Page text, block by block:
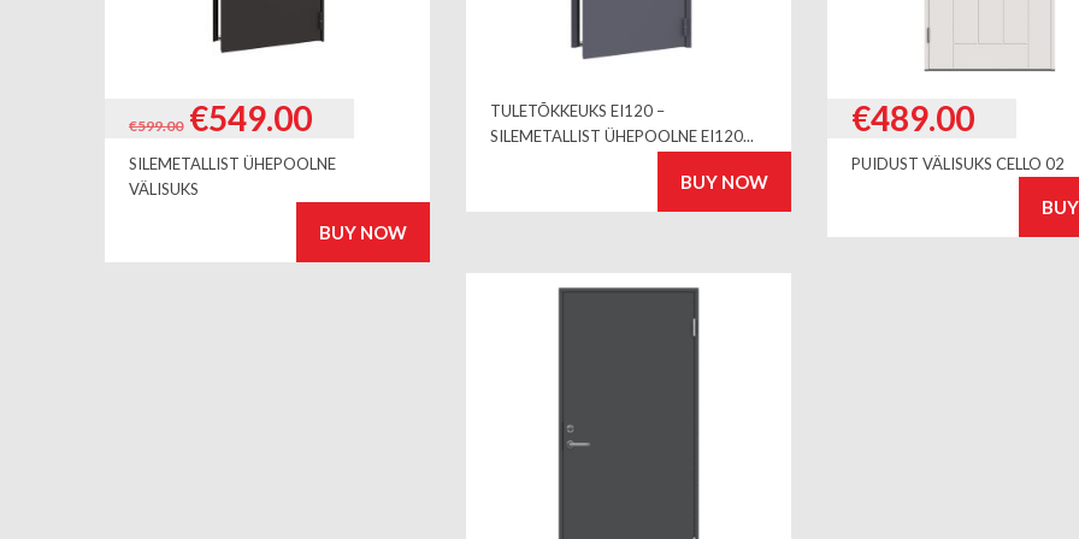
€599.00 Algne
hind
oli:
€549.00Current
price
is:
€549.00.
SILEMETALLIST ÜHEPOOLNE
VÄLISUKS
BUY NOW
TULETÕKKEUKS EI120 –
SILEMETALLIST ÜHEPOOLNE EI120...
BUY NOW
€489.00
PUIDUST VÄLISUKS CELLO 02